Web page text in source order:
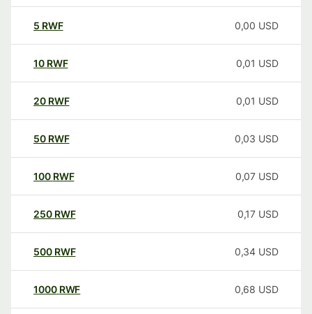
5 RWF 0,00 USD
10 RWF 0,01 USD
20 RWF 0,01 USD
50 RWF 0,03 USD
100 RWF 0,07 USD
250 RWF 0,17 USD
500 RWF 0,34 USD
1000 RWF 0,68 USD